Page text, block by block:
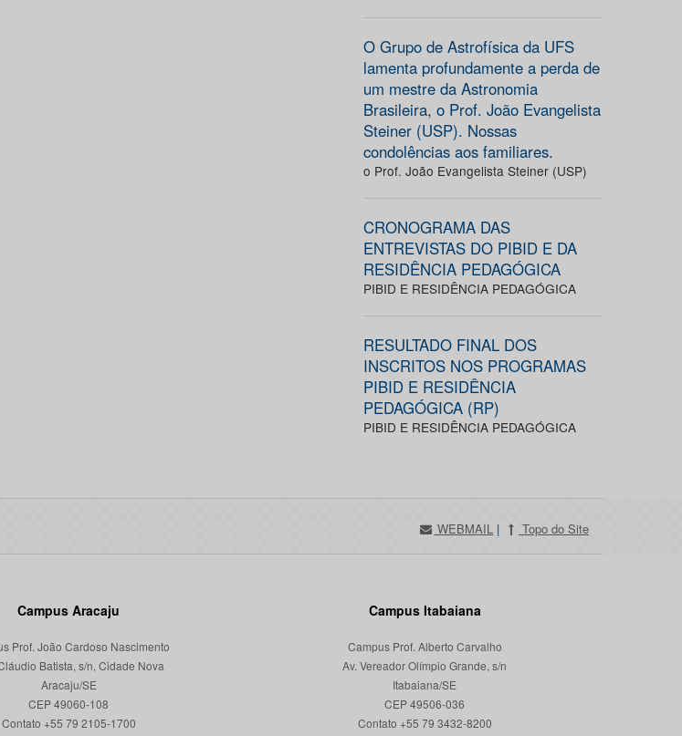
O Grupo de Astrofísica da UFS
lamenta profundamente a perda de
um mestre da Astronomia
Brasileira, o Prof. João Evangelista
Steiner (USP). Nossas
condolências aos familiares.
o Prof. João Evangelista Steiner (USP)
CRONOGRAMA DAS
ENTREVISTAS DO PIBID E DA
RESIDÊNCIA PEDAGÓGICA
PIBID E RESIDÊNCIA PEDAGÓGICA
RESULTADO FINAL DOS
INSCRITOS NOS PROGRAMAS
PIBID E RESIDÊNCIA
PEDAGÓGICA (RP)
PIBID E RESIDÊNCIA PEDAGÓGICA
WEBMAIL | Topo do Site
Campus Aracaju
Prof. João Cardoso Nascimento
Batista, s/n, Cidade Nova
Aracaju/SE
CEP 49060-108
Campus Itabaiana
Campus Prof. Alberto Carvalho
Av. Vereador Olímpio Grande, s/n
Itabaiana/SE
CEP 49506-036